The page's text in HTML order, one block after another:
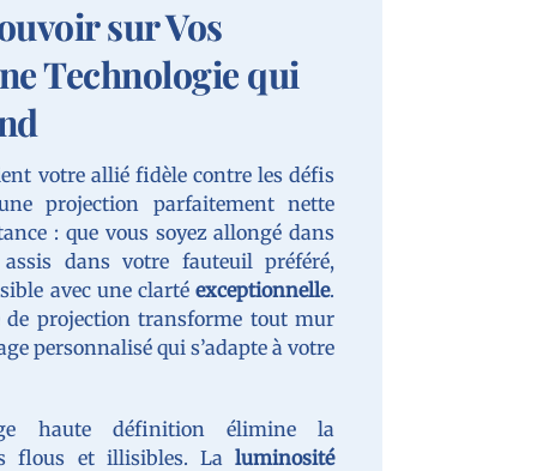
sur Vos
Technologie qui
votre allié fidèle contre les défis
projection parfaitement nette
: que vous soyez allongé dans
dans votre fauteuil préféré,
avec une clartéexceptionnelle.
de projection transforme tout mur
personnalisé qui s’adapte à votre
haute définition élimine la
flous et illisibles. Laluminosité